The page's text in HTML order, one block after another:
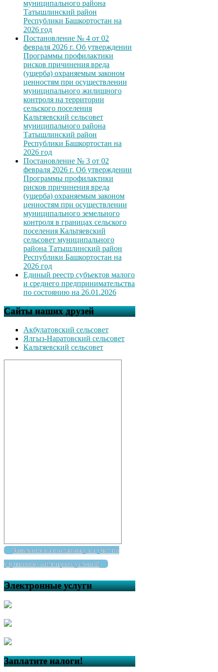
муниципального района
Татышлинский район
Республики Башкортостан на
2026 год
Постановление № 4 от 02
февраля 2026 г. Об утверждении
Программы профилактики
рисков причинения вреда
(ущерба) охраняемым законом
ценностям при осуществлении
муниципального жилищного
контроля на территории
сельского поселения
Кальтяевский сельсовет
муниципального района
Татышлинский район
Республики Башкортостан на
2026 год
Постановление № 3 от 02
февраля 2026 г. Об утверждении
Программы профилактики
рисков причинения вреда
(ущерба) охраняемым законом
ценностям при осуществлении
муниципального земельного
контроля в границах сельского
поселения Кальтяевский
сельсовет муниципального
района Татышлинский район
Республики Башкортостан на
2026 год
Единый реестр субъектов малого
и среднего предпринимательства
по состоянию на 26.01.2026
Сайты наших друзей
Акбулатовский сельсовет
Ялгыз-Наратовский сельсовет
Кальтяевский сельсовет
Заявления на постановку на учет по
улучшению жилищных условий
Электронные услуги
Заплатите налоги!